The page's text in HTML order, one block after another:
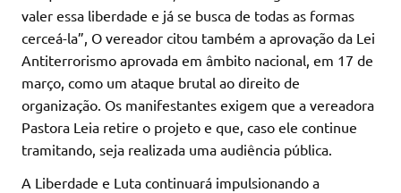
valer essa liberdade e já se busca de todas as formas
cerceá-la”, O vereador citou também a aprovação da Lei
Antiterrorismo aprovada em âmbito nacional, em 17 de
março, como um ataque brutal ao direito de
organização. Os manifestantes exigem que a vereadora
Pastora Leia retire o projeto e que, caso ele continue
tramitando, seja realizada uma audiência pública.
A Liberdade e Luta continuará impulsionando a